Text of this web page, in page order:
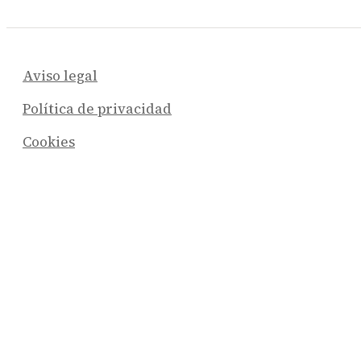
Aviso legal
Política de privacidad
Cookies